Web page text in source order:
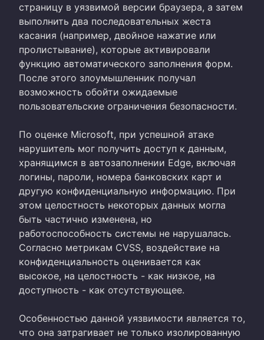
страницу в уязвимой версии браузера, а затем
выполнить два последовательных жеста
касания (например, двойное нажатие или
пролистывание), которые активировали
функцию автоматического заполнения форм.
После этого злоумышленник получал
возможность обойти ожидаемые
пользовательские ограничения безопасности.
По оценке Microsoft, при успешной атаке
нарушитель мог получить доступ к данным,
хранящимся в автозаполнении Edge, включая
логины, пароли, номера банковских карт и
другую конфиденциальную информацию. При
этом целостность некоторых данных могла
быть частично изменена, но
работоспособность системы не нарушалась.
Согласно метрикам CVSS, воздействие на
конфиденциальность оценивается как
высокое, на целостность - как низкое, на
доступность - как отсутствующее.
Особенностью данной уязвимости является то,
что она затрагивает не только изолированную